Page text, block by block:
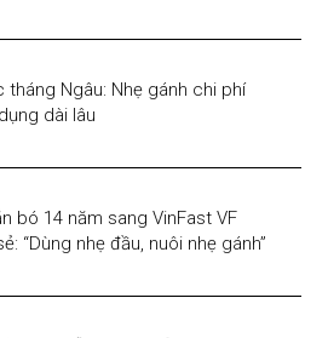
tháng Ngâu: Nhẹ gánh chi phí
dài lâu
bó 14 năm sang VinFast VF
“Dùng nhẹ đầu, nuôi nhẹ gánh”